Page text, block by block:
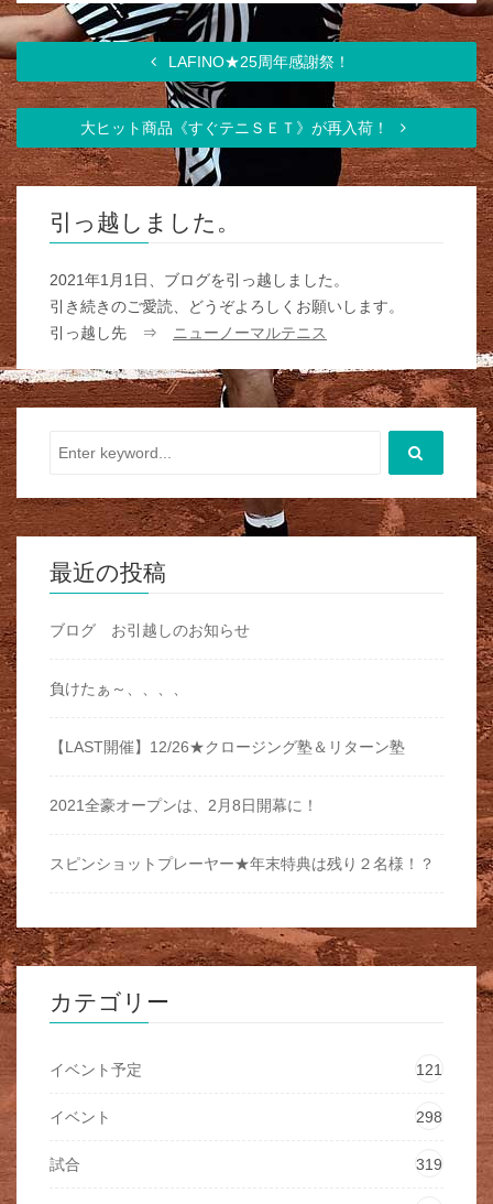
LAFINO★25周年感謝祭！
大ヒット商品《すぐテニＳＥＴ》が再入荷！
引っ越しました。
2021年1月1日、ブログを引っ越しました。
引き続きのご愛読、どうぞよろしくお願いします。
引っ越し先 ⇒
ニューノーマルテニス
最近の投稿
ブログ お引越しのお知らせ
負けたぁ～、、、、
【LAST開催】12/26★クロージング塾＆リターン塾
2021全豪オープンは、2月8日開幕に！
スピンショットプレーヤー★年末特典は残り２名様！？
カテゴリー
イベント予定 121
イベント 298
試合 319